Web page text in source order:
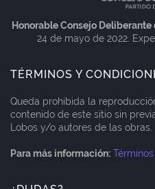
Honorable Consejo Deliberante
24 de mayo de 2022.
TÉRMINOS Y
Queda prohibida la
contenido de este sitio sin
Lobos y/o autores de las obras.
Para más información: